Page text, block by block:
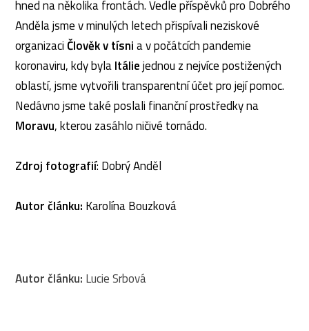
hned na několika frontách. Vedle příspěvků pro Dobrého
Anděla jsme v minulých letech přispívali neziskové
organizaciČlověk v tísnia v počátcích pandemie
koronaviru, kdy bylaItáliejednou z nejvíce postižených
oblastí, jsme vytvořili transparentní účet pro její pomoc.
Nedávno jsme také poslali finanční prostředky na
Moravu, kterou zasáhlo ničivé tornádo.
Zdroj fotografií: Dobrý Anděl
Autor článku: Karolína Bouzková
Autor článku: Lucie Srbová